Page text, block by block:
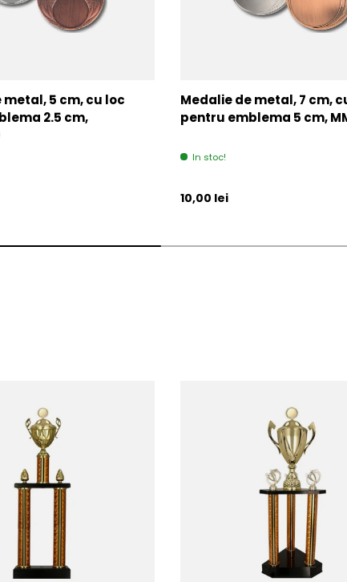
metal, 5 cm, cu loc
2.5 cm,
Medalie de metal, 7 cm,
pentru emblema 5 cm,
In stoc!
Pret initial
10,00 lei